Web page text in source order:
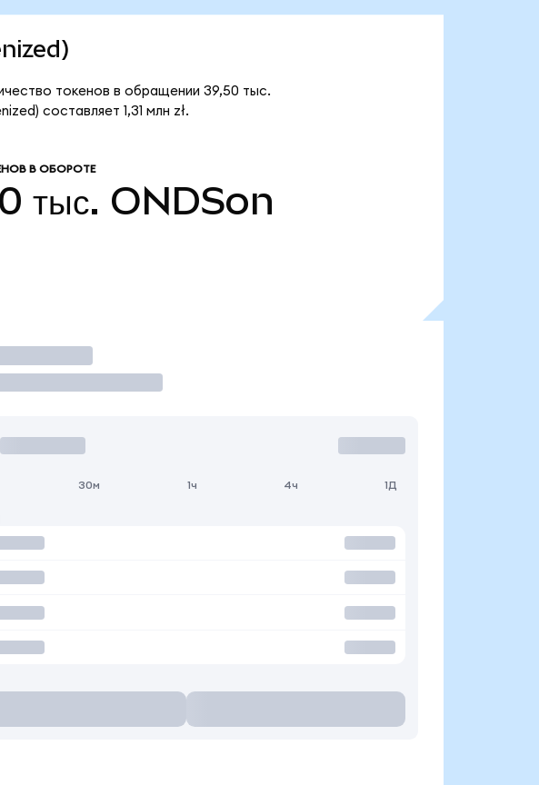
токенов в обращении 39,50 тыс.
составляет 1,31 млн zł.
В ОБОРОТЕ
тыс. ONDSon
30м 1ч 4ч 1Д